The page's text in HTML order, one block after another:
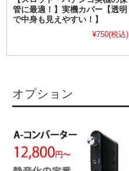
管に最適！】実機カバー【透明
で中身も見えやすい！】
¥750(税込)
オプション